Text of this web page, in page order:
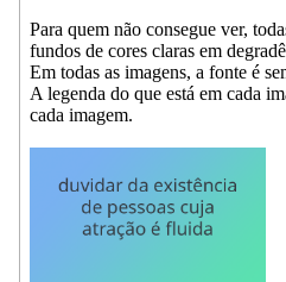
Para quem não consegue ver,
fundos de cores claras em
Em todas as imagens, a fonte é
A legenda do que está em cada
cada imagem.